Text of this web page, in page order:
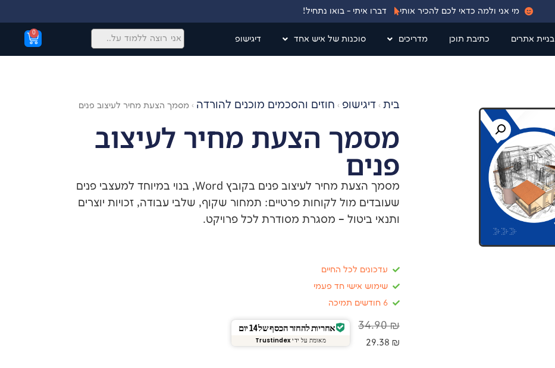
מי אני ולמה כדאי לכם להכיר אותי דברו איתי - בואו נתחיל!
בניית אתרים כתיבת תוכן מדריכים סוכנות של איש אחד דיגישופ
0
בית › דיגישופ › חוזים והסכמים מוכנים להורדה › מסמך הצעת מחיר לעיצוב פנים
מסמך הצעת מחיר לעיצוב
פנים
מסמך הצעת מחיר לעיצוב פנים בקובץ Word, בנוי במיוחד למעצבי פנים
שעובדים מול לקוחות פרטיים: תמחור שקוף, שלבי עבודה, זכויות יוצרים
ותנאי ביטול – מסגרת מסודרת לכל פרויקט.
עדכונים לכל החיים
שימוש אישי חד פעמי
6 חודשים תמיכה
34.90₪
29.38 ₪
אחריות להחזר הכסף של 14 יום
מאומת על ידי Trustindex